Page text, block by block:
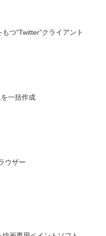
つ“Twitter”クライアント
一括作成
ウザー